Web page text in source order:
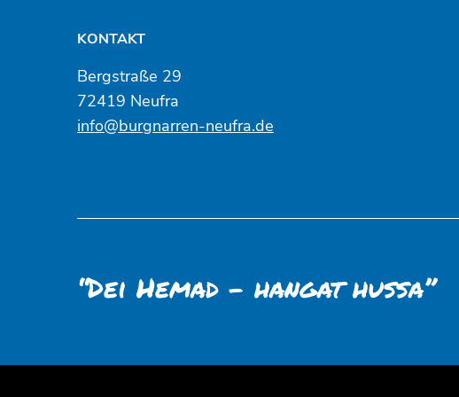
KONTAKT
Bergstraße 29
72419 Neufra
info@burgnarren-neufra.de
“Dei Hemad – hangat hussa”